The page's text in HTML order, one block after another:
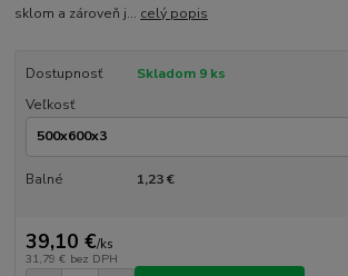
sklom a zároveň j... celý popis
Dostupnosť
Skladom 9 ks
Veľkosť
Balné 1,23 €
39,10 €/ks
31,79 € bez DPH